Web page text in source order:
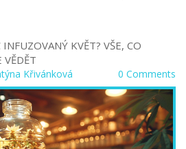
KVĚT? VŠE, CO
VĚDĚT
Křivánková 0 Comments